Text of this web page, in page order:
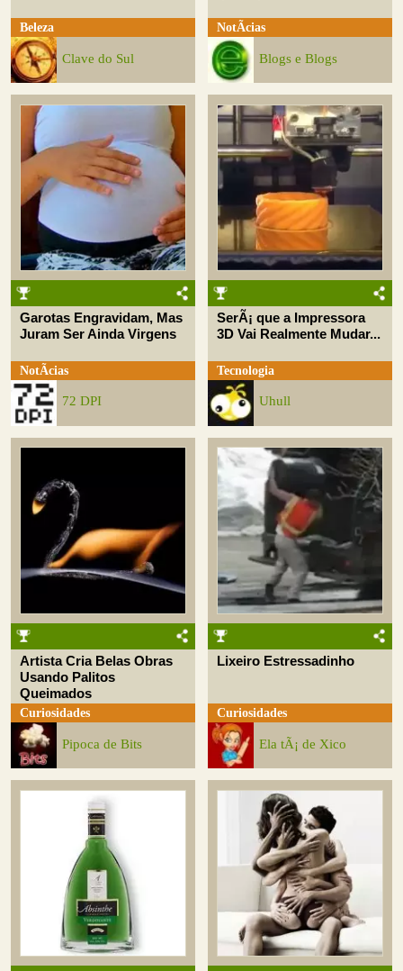
Beleza
Clave do Sul
NotÃ­cias
Blogs e Blogs
Garotas Engravidam, Mas
Juram Ser Ainda Virgens
NotÃ­cias
72 DPI
SerÃ¡ que a Impressora
3D Vai Realmente Mudar...
Tecnologia
Uhull
Artista Cria Belas Obras
Usando Palitos
Queimados
Curiosidades
Pipoca de Bits
Lixeiro Estressadinho
Curiosidades
Ela tÃ¡ de Xico